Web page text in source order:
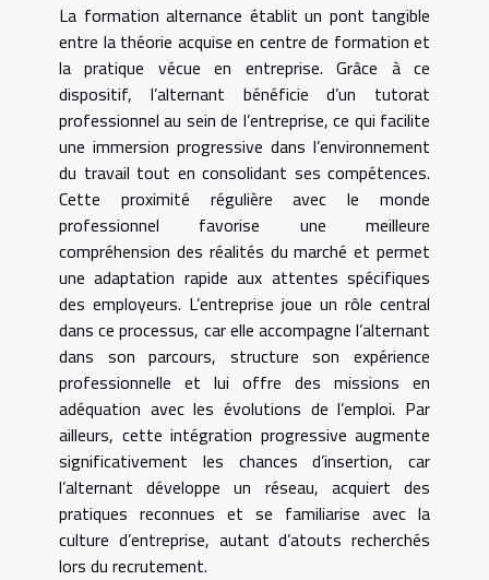
La formation alternance établit un pont tangible
entre la théorie acquise en centre de formation et
la pratique vécue en entreprise. Grâce à ce
dispositif, l’alternant bénéficie d’un tutorat
professionnel au sein de l’entreprise, ce qui facilite
une immersion progressive dans l’environnement
du travail tout en consolidant ses compétences.
Cette proximité régulière avec le monde
professionnel favorise une meilleure
compréhension des réalités du marché et permet
une adaptation rapide aux attentes spécifiques
des employeurs. L’entreprise joue un rôle central
dans ce processus, car elle accompagne l’alternant
dans son parcours, structure son expérience
professionnelle et lui offre des missions en
adéquation avec les évolutions de l’emploi. Par
ailleurs, cette intégration progressive augmente
significativement les chances d’insertion, car
l’alternant développe un réseau, acquiert des
pratiques reconnues et se familiarise avec la
culture d’entreprise, autant d’atouts recherchés
lors du recrutement.